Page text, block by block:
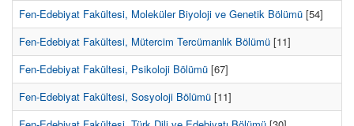
Fen-Edebiyat Fakültesi, Moleküler Biyoloji ve Genetik Bölümü [54]
Fen-Edebiyat Fakültesi, Mütercim Tercümanlık Bölümü [11]
Fen-Edebiyat Fakültesi, Psikoloji Bölümü [67]
Fen-Edebiyat Fakültesi, Sosyoloji Bölümü [11]